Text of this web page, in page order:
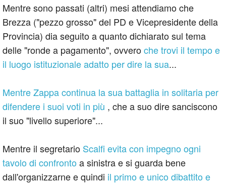
Mentre sono passati (altri) mesi attendiamo che
Brezza ("pezzo grosso" del PD e Vicepresidente della
Provincia) dia seguito a quanto dichiarato sul tema
delle "ronde a pagamento", ovveroche trovi il tempo e
il luogo istituzionale adatto per dire la sua...
Mentre Zappa continua la sua battaglia in solitaria per
difendere i suoi voti in più , che a suo dire sanciscono
il suo "livello superiore"...
Mentre il segretario Scalfi evita con impegno ogni
tavolo di confrontoa sinistra e si guarda bene
dall'organizzarne e quindi il primo e unico dibattito e